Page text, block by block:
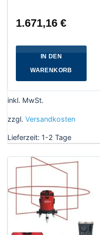
1.671,16€
IN DEN
WARENKORB
inkl. MwSt.
zzgl. Versandkosten
Lieferzeit: 1-2 Tage